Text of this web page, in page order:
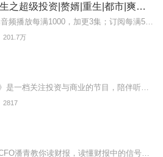
【免费】重生之超级投资|赘婿|重生|都市|爽文|AI多播
201.7万
2817